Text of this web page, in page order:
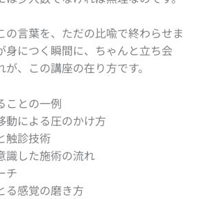
の言葉を、ただの比喩で終わらせま
身につく瞬間に、ちゃんと立ち会
、この講座の在り方です。
ことの一例
動による圧のかけ方
触診技術
識した施術の流れ
チ
る感覚の磨き方